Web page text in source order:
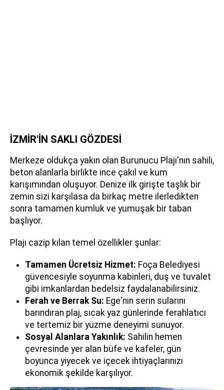
İZMİR'İN SAKLI GÖZDESİ
Merkeze oldukça yakın olan Burunucu Plajı'nın sahili,
beton alanlarla birlikte ince çakıl ve kum
karışımından oluşuyor. Denize ilk girişte taşlık bir
zemin sizi karşılasa da birkaç metre ilerledikten
sonra tamamen kumluk ve yumuşak bir taban
başlıyor.
Plajı cazip kılan temel özellikler şunlar:
Tamamen Ücretsiz Hizmet: Foça Belediyesi
güvencesiyle soyunma kabinleri, duş ve tuvalet
gibi imkanlardan bedelsiz faydalanabilirsiniz.
Ferah ve Berrak Su: Ege'nin serin sularını
barındıran plaj, sıcak yaz günlerinde ferahlatıcı
ve tertemiz bir yüzme deneyimi sunuyor.
Sosyal Alanlara Yakınlık: Sahilin hemen
çevresinde yer alan büfe ve kafeler, gün
boyunca yiyecek ve içecek ihtiyaçlarınızı
ekonomik şekilde karşılıyor.